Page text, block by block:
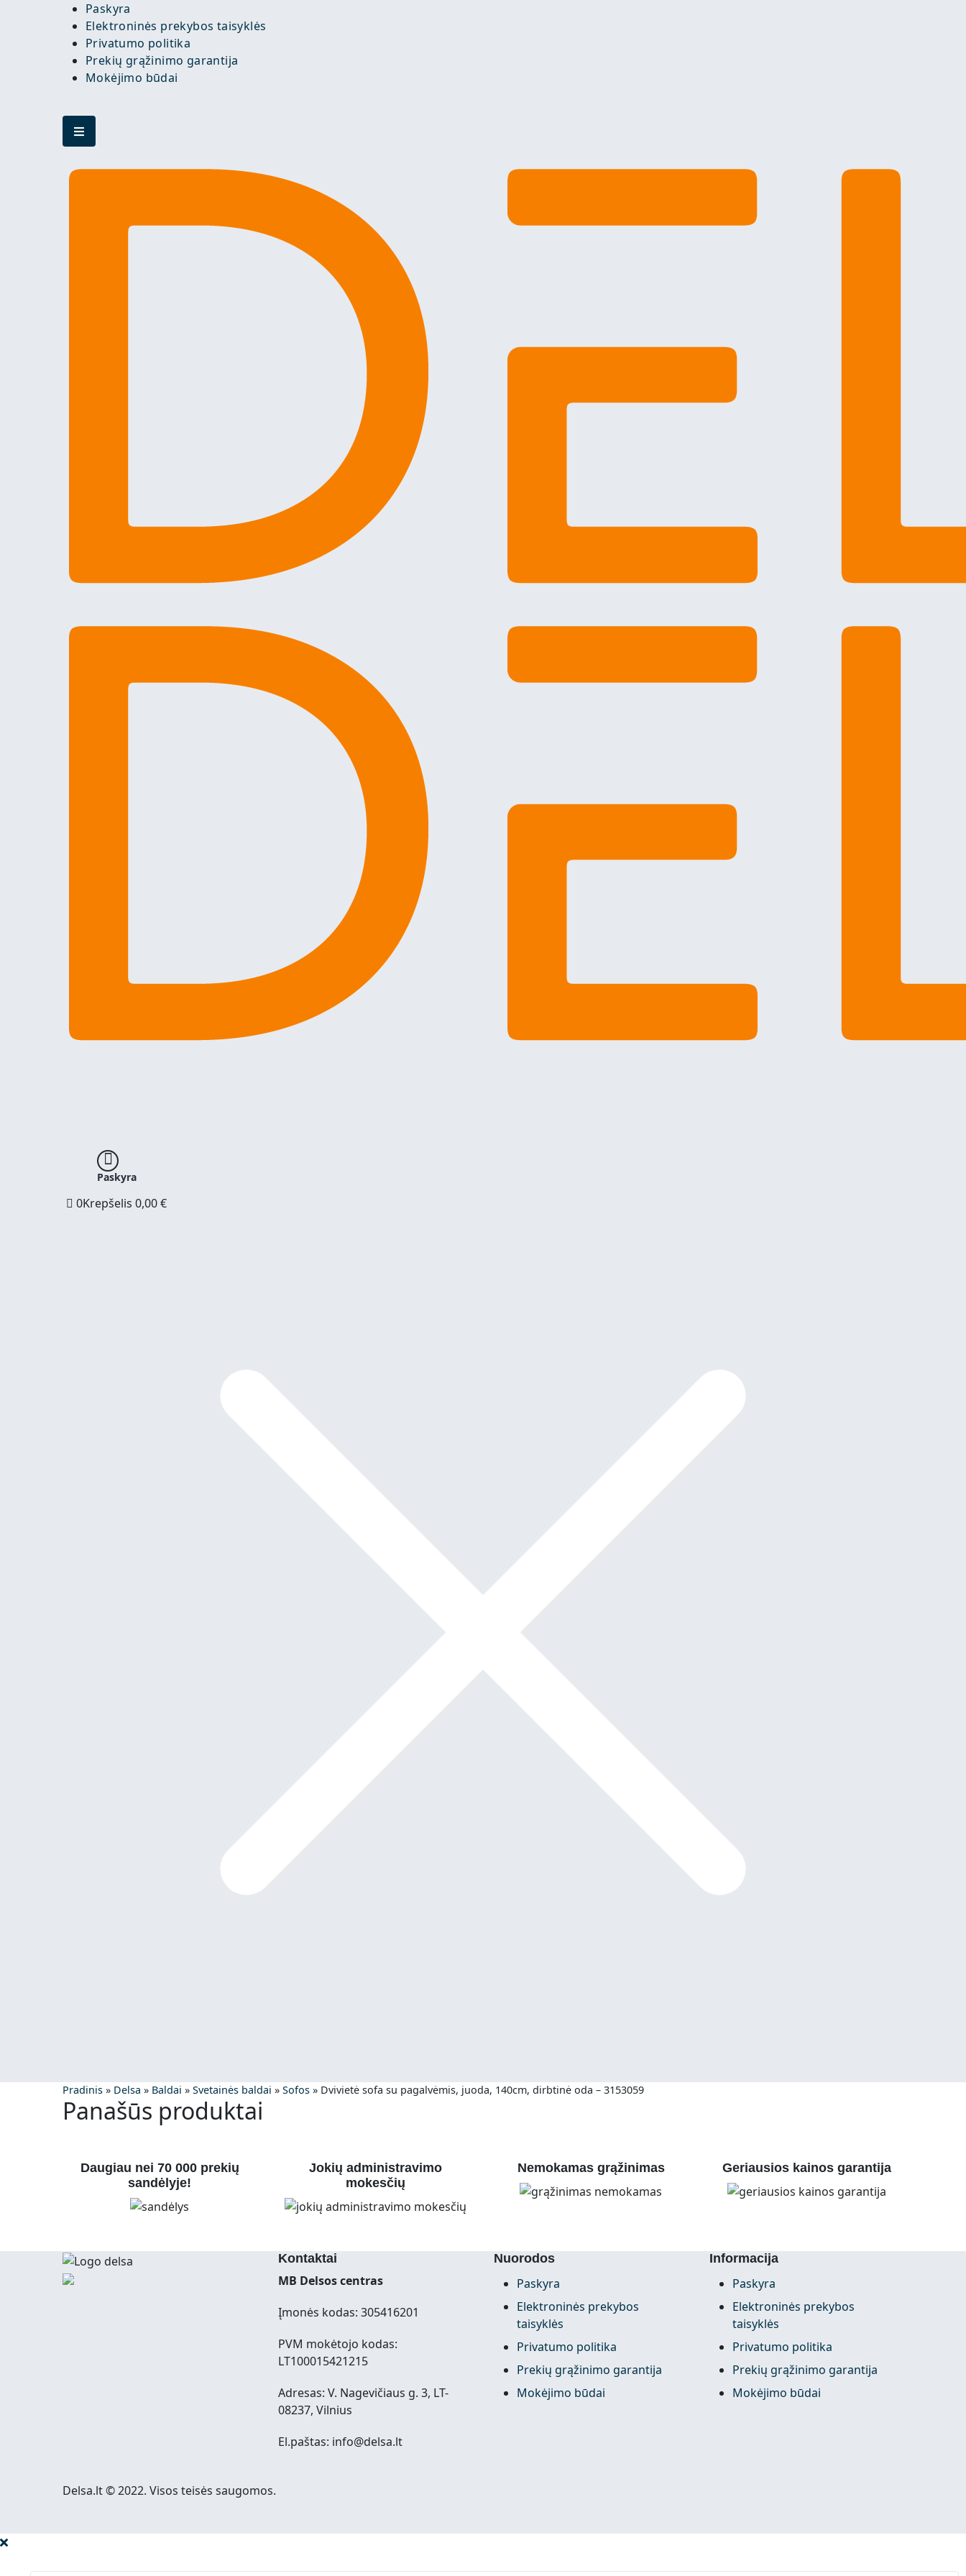
Paskyra
Elektroninės prekybos taisyklės
Privatumo politika
Prekių grąžinimo garantija
Mokėjimo būdai
Paskyra
0Krepšelis0,00€
Pradinis » Delsa » Baldai » Svetainės baldai » Sofos » Dvivietė sofa su pagalvėmis, juoda, 140cm, dirbtinė oda – 3153059
Panašūs produktai
Daugiau nei 70 000 prekių
sandėlyje!
Jokių administravimo
mokesčių
Nemokamas grąžinimas Geriausios kainos garantija
Kontaktai
MB Delsos centras
Įmonės kodas: 305416201
PVM mokėtojo kodas:
LT100015421215
Adresas: V. Nagevičiaus g. 3, LT-
08237, Vilnius
El.paštas: info@delsa.lt
Nuorodos
Paskyra
Elektroninės prekybos
taisyklės
Privatumo politika
Prekių grąžinimo garantija
Mokėjimo būdai
Informacija
Paskyra
Elektroninės prekybos
taisyklės
Privatumo politika
Prekių grąžinimo garantija
Mokėjimo būdai
Delsa.lt © 2022. Visos teisės saugomos.